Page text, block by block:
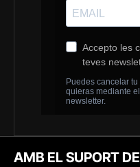
AMB EL SUPORT DE